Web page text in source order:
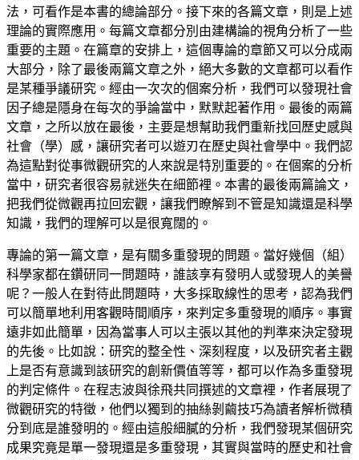
法，可看作是本書的總論部分。接下來的各篇文章，則是上述
理論的實際應用。每篇文章都分別由建構論的視角分析了一些
重要的主題。在篇章的安排上，這個專論的章節又可以分成兩
大部分，除了最後兩篇文章之外，絕大多數的文章都可以看作
是某種爭議研究。經由一次次的個案分析，我們可以發現社會
因子總是隱身在每次的爭論當中，默默起著作用。最後的兩篇
文章，之所以放在最後，主要是想幫助我們重新找回歷史感與
社會（學）感，讓研究者可以遊刃在歷史與社會學中。我們認
為這點對從事微觀研究的人來說是特別重要的。在個案的分析
當中，研究者很容易就迷失在細節裡。本書的最後兩篇論文，
把我們從微觀再拉回宏觀，讓我們瞭解到不管是知識還是科學
知識，我們的理解可以是很寬闊的。
專論的第一篇文章，是有關多重發現的問題。當好幾個（組）
科學家都在鑽研同一問題時，誰該享有發明人或發現人的美譽
呢？一般人在對待此問題時，大多採取線性的思考，認為我們
可以簡單地利用客觀時間順序，來判定多重發現的順序。事實
遠非如此簡單，因為當事人可以主張以其他的判準來決定發現
的先後。比如說：研究的整全性、深刻程度，以及研究者主觀
上是否有意識到該研究的創新價值等等，都可以作為多重發現
的判定條件。在程志波與徐飛共同撰述的文章裡，作者展現了
微觀研究的特徵，他們以獨到的抽絲剝繭技巧為讀者解析微積
分到底是誰發明的。經由這般細膩的分析，我們發現某個研究
成果究竟是單一發現還是多重發現，其實與當時的歷史和社會